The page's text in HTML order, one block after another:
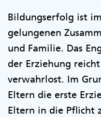
Bildungserfolg ist
gelungenen
und Familie. Das
der Erziehung
verwahrlost. Im
Eltern die erste
Eltern in die Pflicht